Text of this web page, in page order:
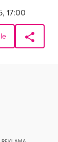
17:00